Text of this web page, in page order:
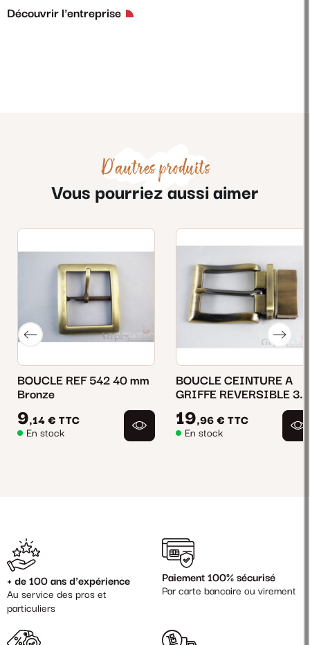
Découvrir l'entreprise
D'autres produits
Vous pourriez aussi aimer
BOUCLE REF 542 40 mm
Bronze
9,14 € TTC
En stock
BOUCLE CEINTURE A
GRIFFE REVERSIBLE 35
mm Bronze (0769)
19,96 € TTC
En stock
+ de 100 ans d'expérience
Au service des pros et
particuliers
Paiement 100% sécurisé
Par carte bancaire ou virement